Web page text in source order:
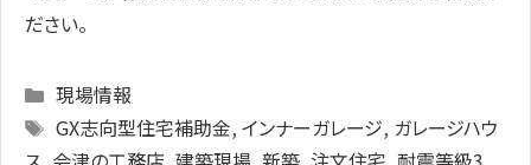
ださい。
Categories
現場情報
Tags
GX志向型住宅補助金, インナーガレージ, ガレージハウ